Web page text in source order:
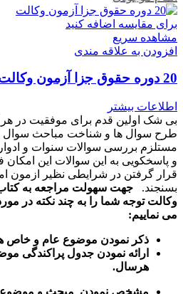
برای مقایسه اضافه کنید
مشاهده سریع
افزودن به علاقه مندی
20 دوره حقوق جزا آزمون وکالت – چتردانش
اطلاعات بیشتر
بی شک اولین قدم برای موفقیت در
طرح سوال ها و شناخت مباحث سوال
مستلزم بررسی سوالات سنوات و
و پاسخکویی به این سوالات این امکان
قرار گرفتن در شرایطی نظیر ازمون
بسنجند.
وکالت توجه شما را به چند نکته در
می نماییم:
ذکر نمودن موضوع عام و خاص
ارائه نمودن جدول پراکندگی
هرسال.